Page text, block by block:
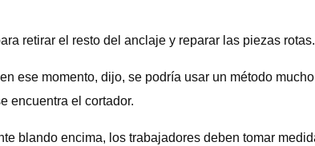
retirar el resto del anclaje y reparar las piezas rotas.
ese momento, dijo, se podría usar un método
encuentra el cortador.
blando encima, los trabajadores deben tomar